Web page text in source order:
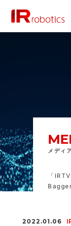
メディ
「
2022.01.06